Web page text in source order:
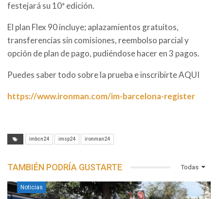
festejará su 10ª edición.
El plan Flex 90 incluye; aplazamientos gratuitos,
transferencias sin comisiones, reembolso parcial y
opción de plan de pago, pudiéndose hacer en 3 pagos.
Puedes saber todo sobre la prueba e inscribirte AQUI
https://www.ironman.com/im-barcelona-register
imbcn24 imsp24 ironman24
Todas
TAMBIÉN PODRÍA GUSTARTE
Noticias